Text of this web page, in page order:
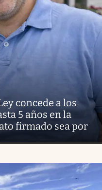
concede a los
5 años en la
firmado sea por